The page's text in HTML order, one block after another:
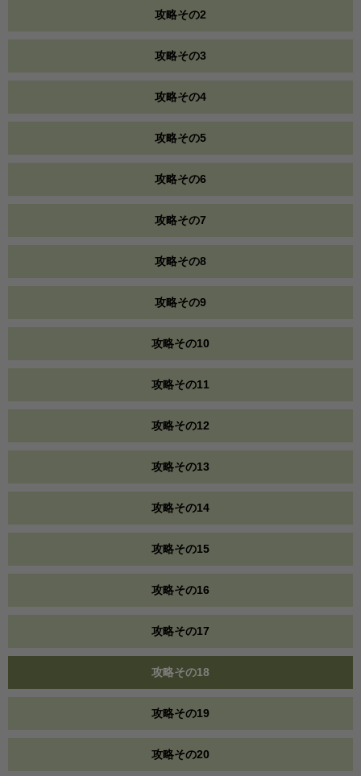
攻略その2
攻略その3
攻略その4
攻略その5
攻略その6
攻略その7
攻略その8
攻略その9
攻略その10
攻略その11
攻略その12
攻略その13
攻略その14
攻略その15
攻略その16
攻略その17
攻略その18
攻略その19
攻略その20